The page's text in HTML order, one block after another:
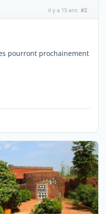
il y a 15 ans #2
pourront prochainement